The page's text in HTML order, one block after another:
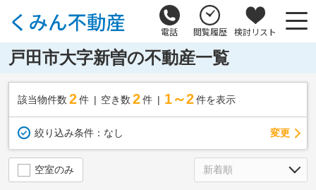
電話 閲覧履歴 検討リスト
戸田市大字新曽の不動産一覧
該当物件数 2件 空き数 2 件 1～2 件を表示
絞り込み条件： なし 変更
空室のみ